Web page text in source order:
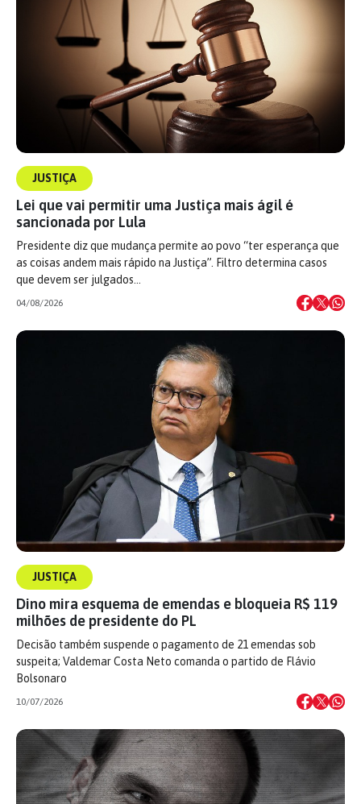
JUSTIÇA
Lei que vai permitir uma Justiça mais ágil é
sancionada por Lula
Presidente diz que mudança permite ao povo “ter esperança que
as coisas andem mais rápido na Justiça”. Filtro determina casos
que devem ser julgados…
04/08/2026
JUSTIÇA
Dino mira esquema de emendas e bloqueia R$ 119
milhões de presidente do PL
Decisão também suspende o pagamento de 21 emendas sob
suspeita; Valdemar Costa Neto comanda o partido de Flávio
Bolsonaro
10/07/2026